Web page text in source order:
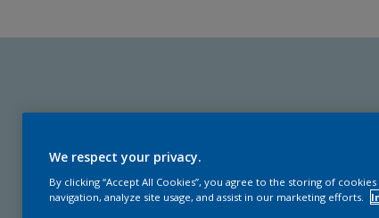
We respect your privacy.
By clicking “Accept All Cookies”, you agree to the storing of
navigation, analyze site usage, and assist in our marketing efforts.